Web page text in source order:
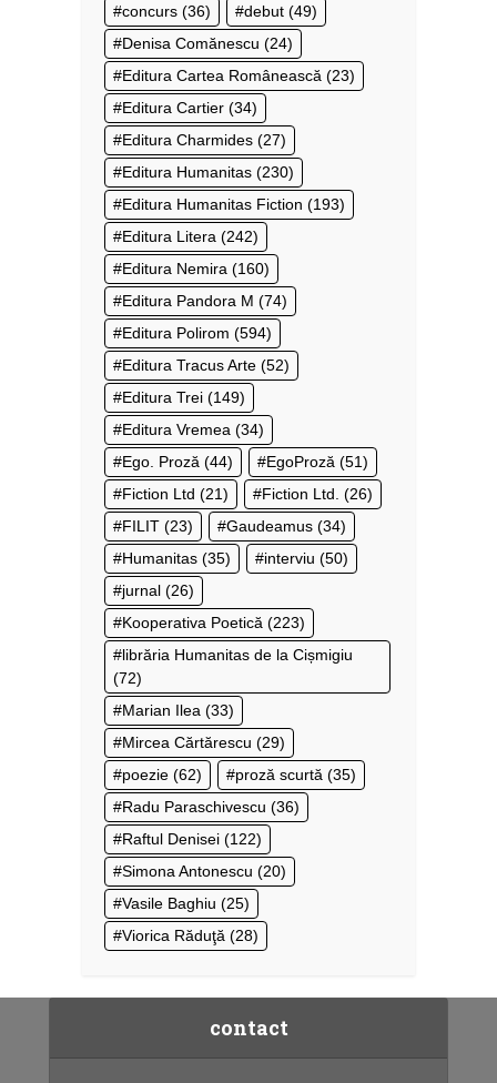
concurs (36) debut (49)
Denisa Comănescu (24)
Editura Cartea Românească (23)
Editura Cartier (34)
Editura Charmides (27)
Editura Humanitas (230)
Editura Humanitas Fiction (193)
Editura Litera (242)
Editura Nemira (160)
Editura Pandora M (74)
Editura Polirom (594)
Editura Tracus Arte (52)
Editura Trei (149)
Editura Vremea (34)
Ego. Proză (44) EgoProză (51)
Fiction Ltd (21) Fiction Ltd. (26)
FILIT (23) Gaudeamus (34)
Humanitas (35) interviu (50)
jurnal (26)
Kooperativa Poetică (223)
librăria Humanitas de la Cișmigiu
(72)
Marian Ilea (33)
Mircea Cărtărescu (29)
poezie (62) proză scurtă (35)
Radu Paraschivescu (36)
Raftul Denisei (122)
Simona Antonescu (20)
Vasile Baghiu (25)
Viorica Răduţă (28)
contact